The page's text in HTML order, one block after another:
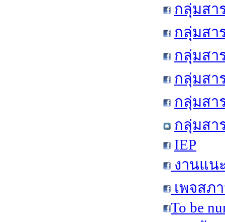
กลุ่มสา
กลุ่มสา
กลุ่มสา
กลุ่มสา
กลุ่มสา
กลุ่มสา
IEP
งานแน
เพจสภ
To be